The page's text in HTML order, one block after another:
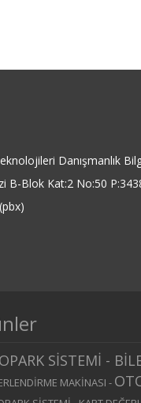
Danışmanlık
B-Blok Kat:2 No:50
SİSTEMİ -
MAKİNASI -